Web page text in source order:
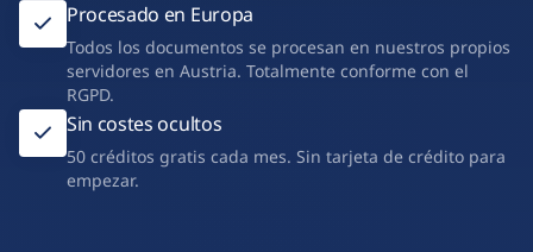
Procesado en Europa
Todos los documentos se procesan en nuestros propios
servidores en Austria. Totalmente conforme con el
RGPD.
Sin costes ocultos
50 créditos gratis cada mes. Sin tarjeta de crédito para
empezar.